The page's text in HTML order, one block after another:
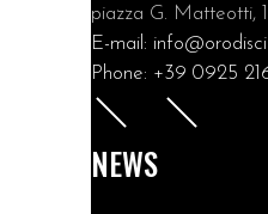
piazza G. Matteotti,
E-mail:
Phone: +39 0925
NEWS